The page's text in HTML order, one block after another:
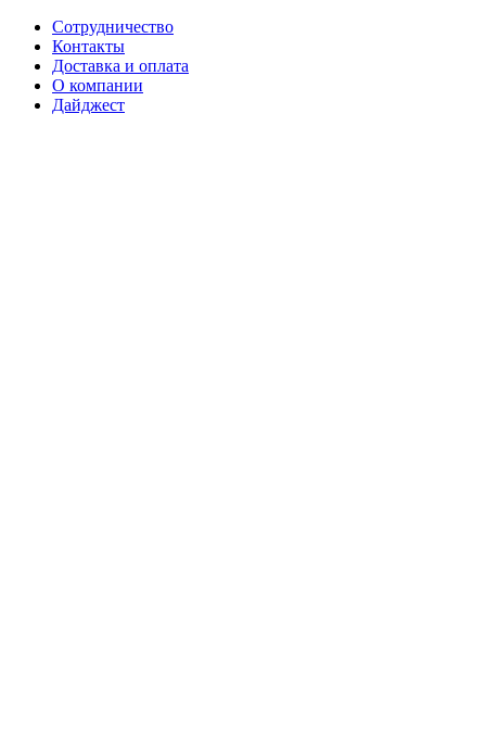
Сотрудничество
Контакты
Доставка и оплата
О компании
Дайджест